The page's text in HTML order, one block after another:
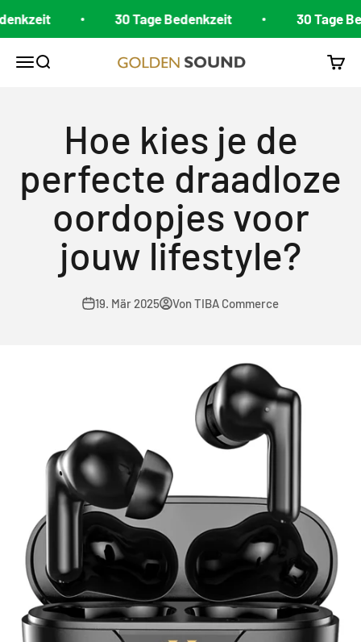
Zum Inhalt springen
30 Tage Bedenkzeit 30 Tage
Navigationsmenü öffnen
Suche öffnen Golden Sound
Hoe kies je de
perfecte draadloze
oordopjes voor
jouw lifestyle?
19. Mär 2025 Von TIBA Commerce